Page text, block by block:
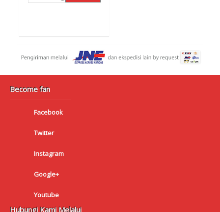
Become fan
Facebook
Twitter
Instagram
Google+
Youtube
Hubungi Kami Melalui